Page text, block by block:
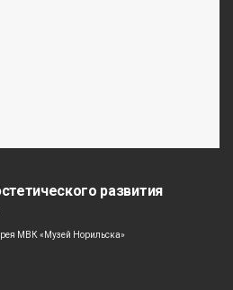
развития
МВК «Музей Норильска»